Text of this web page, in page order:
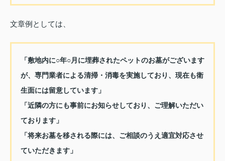
文章例としては、
「敷地内に○年○月に埋葬されたペットのお墓がございます
が、専門業者による清掃・消毒を実施しており、現在も衛
生面には留意しています」
「近隣の方にも事前にお知らせしており、ご理解いただい
ております」
「将来お墓を移される際には、ご相談のうえ適宜対応させ
ていただきます」